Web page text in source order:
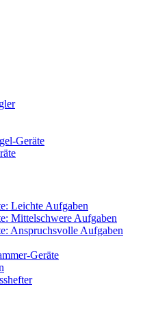
Geräte
Leichte Aufgaben
Mittelschwere Aufgaben
Anspruchsvolle Aufgaben
Geräte